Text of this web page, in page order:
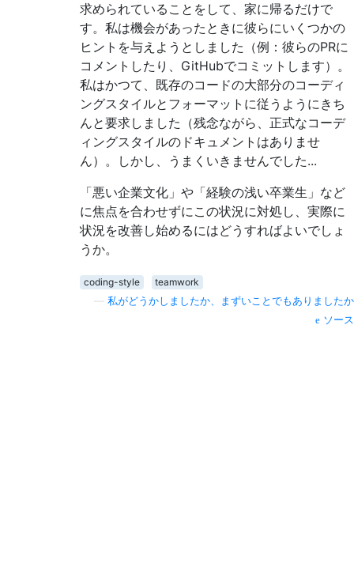
求められていることをして、家に帰るだけで
す。私は機会があったときに彼らにいくつかの
ヒントを与えようとしました（例：彼らのPRに
コメントしたり、GitHubでコミットします）。
私はかつて、既存のコードの大部分のコーディ
ングスタイルとフォーマットに従うようにきち
んと要求しました（残念ながら、正式なコーデ
ィングスタイルのドキュメントはありませ
ん）。しかし、うまくいきませんでした...
「悪い企業文化」や「経験の浅い卒業生」など
に焦点を合わせずにこの状況に対処し、実際に
状況を改善し始めるにはどうすればよいでしょ
うか。
coding-style
teamwork
私がどうかしましたか、まずいことでもありましたか
ソース